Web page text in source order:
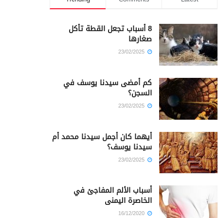
8 أسباب تجعل القطة تأكل
صغارها
كم أمضى سيدنا يوسف في
السجن؟
أيهما كان أجمل سيدنا محمد أم
سيدنا يوسف؟
أسباب الألم المفاجئ في
الخاصرة اليمنى